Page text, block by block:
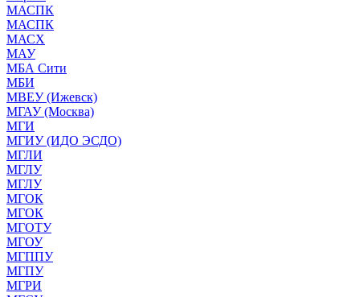
МАСПК
МАСПК
МАСХ
МАУ
МБА Сити
МБИ
МВЕУ (Ижевск)
МГАУ (Москва)
МГИ
МГИУ (ИДО ЭСДО)
МГЛИ
МГЛУ
МГЛУ
МГОК
МГОК
МГОТУ
МГОУ
МГППУ
МГПУ
МГРИ